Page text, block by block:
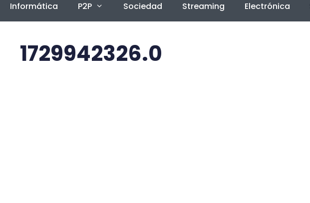
Informática P2P Sociedad Streaming Electrónica
1729942326.0